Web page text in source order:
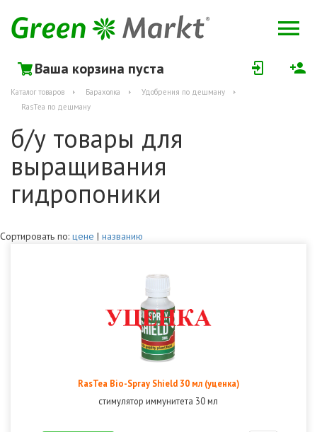
Ваша корзина пуста
Каталог товаров Барахолка
Удобрения по дешману
RasTea по дешману
б/у товары для
выращивания
гидропоники
Сортировать по: цене | названию
RasTea Bio-Spray Shield 30 мл (уценка)
стимулятор иммунитета 30 мл